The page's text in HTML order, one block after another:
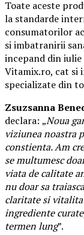
Toate aceste
la standarde
consumatorilor
si imbatranirii
incepand din
Vitamix.ro, cat si
specializate din
Zsuzsanna
declara: „Noua
viziunea noastra
constienta. Am
se multumesc
viata de calitate
nu doar sa
claritate si
ingrediente
termen lung”.